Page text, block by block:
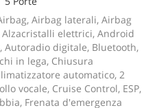
Airbag laterali, Airbag
Alzacristalli elettrici, Android
Autoradio digitale, Bluetooth,
in lega, Chiusura
automatico, 2
vocale, Cruise Control, ESP,
Frenata d'emergenza